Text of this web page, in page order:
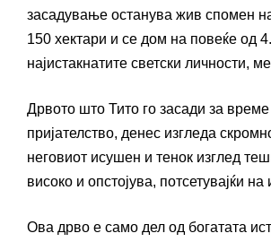
засадување останува жив спомен
150 хектари и се дом на повеќе од
најистакнатите светски личности,
Дрвото што Тито го засади за
пријателство, денес изгледа
неговиот исушен и тенок изглед
високо и опстојува, потсетувајќи
Ова дрво е само дел од богатата